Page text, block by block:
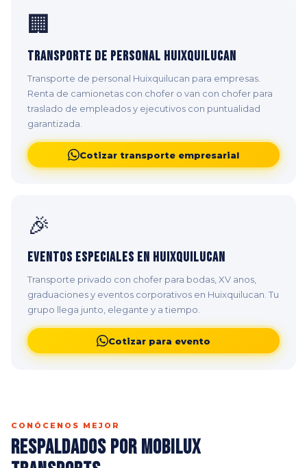
🏢
Transporte de Personal Huixquilucan
Transporte de personal Huixquilucan para empresas.
Renta de camionetas con chofer o van con chofer para
traslado de empleados y ejecutivos con puntualidad
garantizada.
Cotizar transporte empresarial
🎉
Eventos Especiales en Huixquilucan
Transporte privado con chofer para bodas, XV anos,
graduaciones y eventos corporativos en Huixquilucan. Tu
grupo llega junto, elegante y a tiempo.
Cotizar para evento
CONÓCENOS MEJOR
Respaldados por Mobilux